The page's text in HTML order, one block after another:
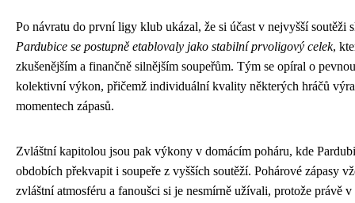
Po návratu do první ligy klub ukázal, že si účast v nejvyšší soutěži
Pardubice se postupně etablovaly jako stabilní prvoligový celek,
zkušenějším a finančně silnějším soupeřům. Tým se opíral o
kolektivní výkon, přičemž individuální kvality některých hráčů
momentech zápasů.
Zvláštní kapitolou jsou pak výkony v domácím poháru, kde
obdobích překvapit i soupeře z vyšších soutěží. Pohárové zápasy
zvláštní atmosféru a fanoušci si je nesmírně užívali, protože právě